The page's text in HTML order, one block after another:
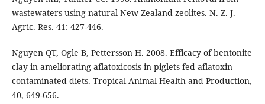
wastewaters using natural New Zealand zeolites. N. Z. J.
Agric. Res. 41: 427-446.
Nguyen QT, Ogle B, Pettersson H. 2008. Efficacy of bentonite
clay in ameliorating aflatoxicosis in piglets fed aflatoxin
contaminated diets. Tropical Animal Health and Production,
40, 649-656.